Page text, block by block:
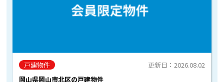
戸建物件
岡山県岡山市北区の戸建物件
更新日：2026.08.02